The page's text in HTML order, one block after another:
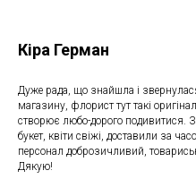
Кіра Герман
Дуже рада, що знайшла і
магазину, флорист тут такі
створює любо-дорого подивитися.
букет, квіти свіжі, доставили за
персонал доброзичливий,
Дякую!